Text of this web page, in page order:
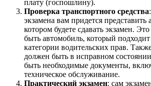
плату (госпошлину).
Проверка транспортного средства
экзамена вам придется представить
котором будете сдавать экзамен.
быть автомобиль, который
категории водительских прав.
должен быть в исправном
быть необходимые документы,
техническое обслуживание.
Практический экзамен: сам